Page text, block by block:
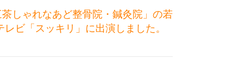
しゃれなあど整骨院・鍼灸院」の若
ビ「スッキリ」に出演しました。